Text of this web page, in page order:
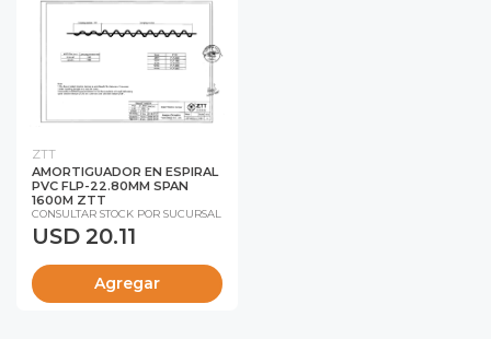
ZTT
AMORTIGUADOR EN ESPIRAL
PVC FLP-22.80MM SPAN
1600M ZTT
CONSULTAR STOCK POR SUCURSAL
USD 20.11
Agregar